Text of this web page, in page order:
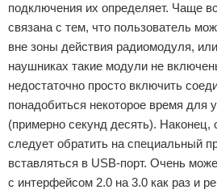
подключения их определяет. Чаще
связана с тем, что пользователь
вне зоны действия радиомодуля,
наушниках такие модули не
недостаточно просто включить
понадобиться некоторое время для
(примерно секунд десять). Наконец,
следует обратить на специальный
вставляться в USB-порт. Очень
с интерфейсом 2.0 на 3.0 как раз и